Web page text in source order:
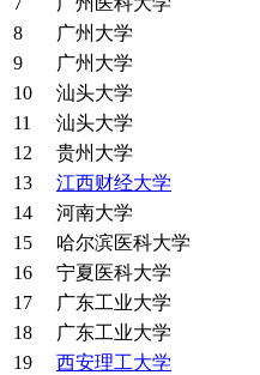
8
广州大学
9
广州大学
10
汕头大学
11
汕头大学
12
贵州大学
13
江西财经大学
14
河南大学
15
哈尔滨医科大学
16
宁夏医科大学
17
广东工业大学
18
广东工业大学
19
西安理工大学